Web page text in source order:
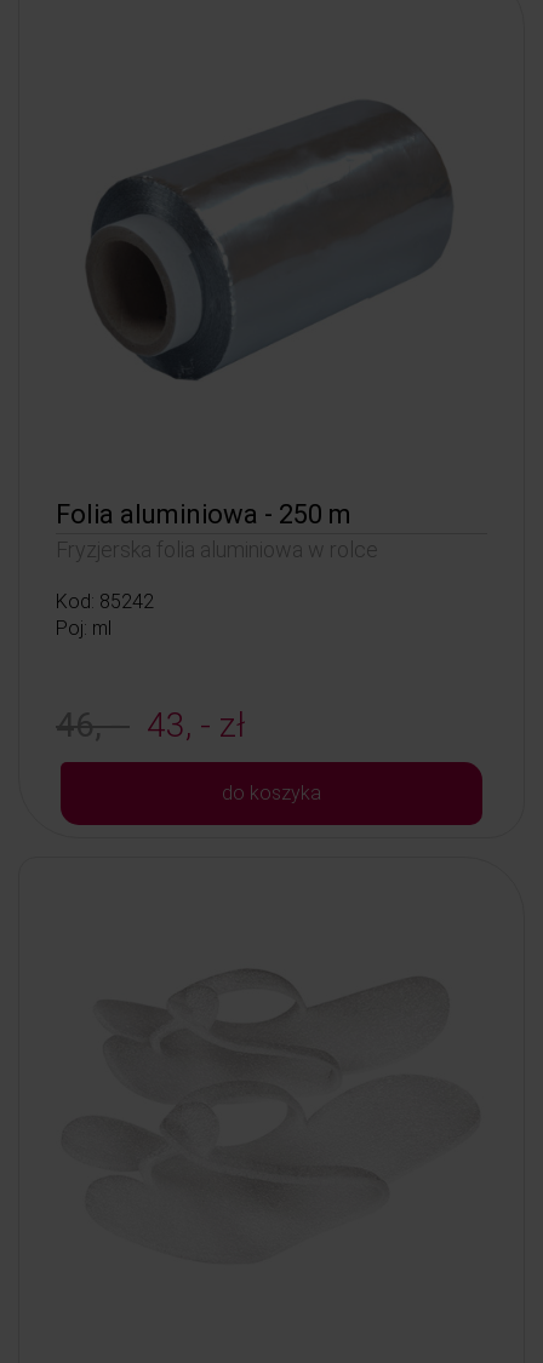
Folia aluminiowa - 250 m
Fryzjerska folia aluminiowa w rolce
Kod: 85242
Poj: ml
46, - 43, - zł
do koszyka